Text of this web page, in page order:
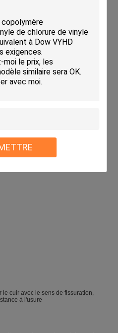
cuir avec le sens de fissuration,
à l'usure